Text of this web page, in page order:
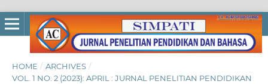
HOME / ARCHIVES /
VOL. 1 NO. 2 (2023): APRIL : JURNAL PENELITIAN PENDIDIKAN